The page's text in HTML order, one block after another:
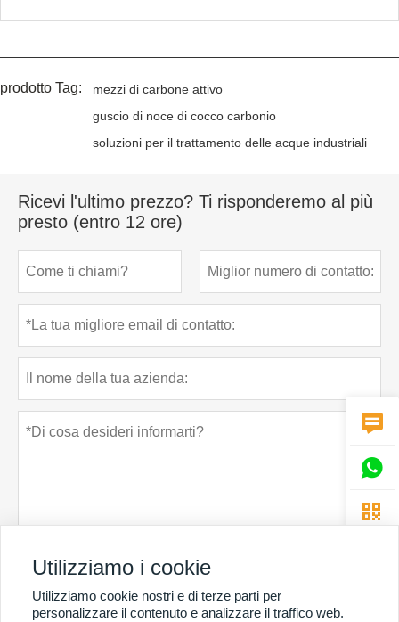
prodotto Tag:
mezzi di carbone attivo
guscio di noce di cocco carbonio
soluzioni per il trattamento delle acque industriali
Ricevi l'ultimo prezzo? Ti risponderemo al più
presto (entro 12 ore)
presentare Politica sulla riservatezza



Utilizziamo i cookie
Utilizziamo cookie nostri e di terze parti per
personalizzare il contenuto e analizzare il traffico web.